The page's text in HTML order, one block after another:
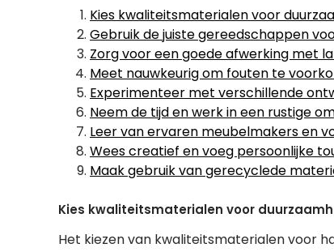
Kies kwaliteitsmaterialen voor
Gebruik de juiste gereedschappen
Zorg voor een goede afwerking met
Meet nauwkeurig om fouten te
Experimenteer met verschillende
Neem de tijd en werk in een rustige
Leer van ervaren meubelmakers en
Wees creatief en voeg persoonlijke
Maak gebruik van gerecyclede
Kies kwaliteitsmaterialen voor
Het kiezen van kwaliteitsmaterialen voor